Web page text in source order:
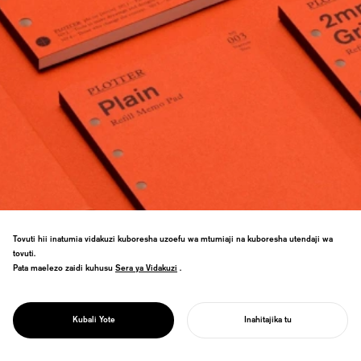
PROJECT
MCHORI
yalifanikiwa kufikia 70% ya lengo la mauzo
Tovuti hii inatumia vidakuzi kuboresha uzoefu wa mtumiaji na kuboresha utendaji wa
tovuti.
Pata maelezo zaidi kuhusu Sera ya Vidakuzi
Sera ya Vidakuzi .
Kubali Yote Inahitajika tu